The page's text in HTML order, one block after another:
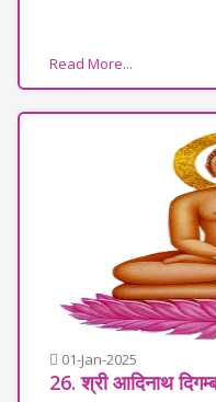
Read More...
01-Jan-2025
26. श्री आदिनाथ